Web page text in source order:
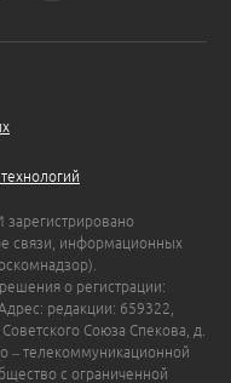
связи, информационных
о регистрации:
редакции: 659322,
Союза Спекова, д.
– телекоммуникационной
с ограниченной